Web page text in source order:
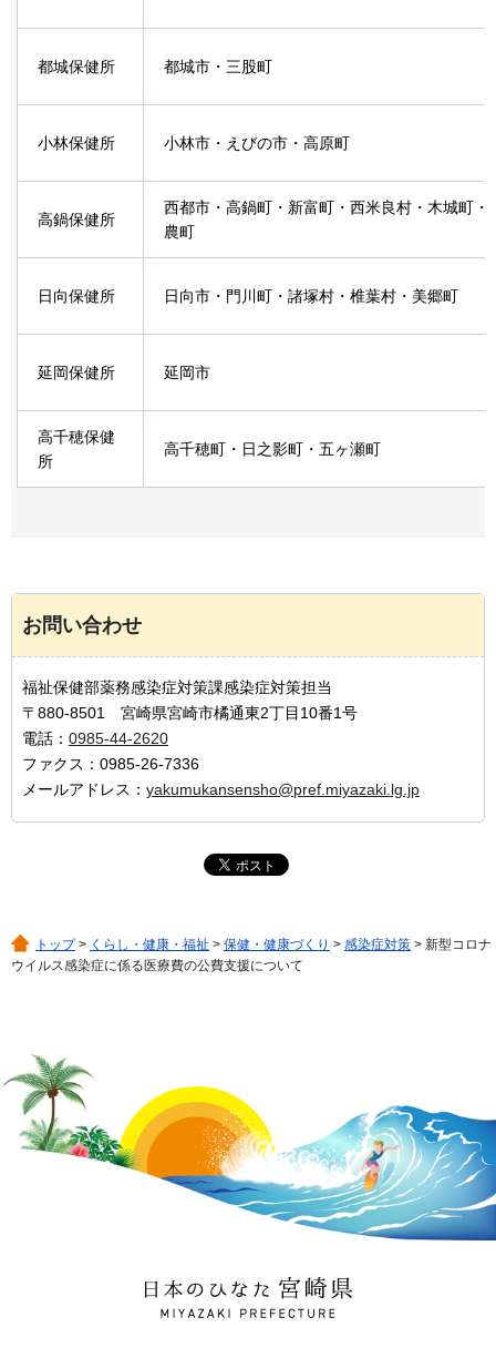
都城保健所 都城市・三股町
小林保健所 小林市・えびの市・高原町
高鍋保健所
西都市・高鍋町・新富町・西米良村・木城町・
農町
日向保健所 日向市・門川町・諸塚村・椎葉村・美郷町
延岡保健所 延岡市
高千穂保健
所
高千穂町・日之影町・五ヶ瀬町
お問い合わせ
福祉保健部薬務感染症対策課感染症対策担当
〒880-8501 宮崎県宮崎市橘通東2丁目10番1号
電話： 0985-44-2620
ファクス：0985-26-7336
メールアドレス： yakumukansensho@pref.miyazaki.lg.jp
トップ> くらし・健康・福祉 > 保健・健康づくり > 感染症対策 > 新型コロナ
ウイルス感染症に係る医療費の公費支援について
日本のひなた 宮崎県
MIYAZAKI PREFECTURE